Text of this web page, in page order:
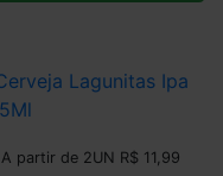
A partir de 2UN R$ 11,99